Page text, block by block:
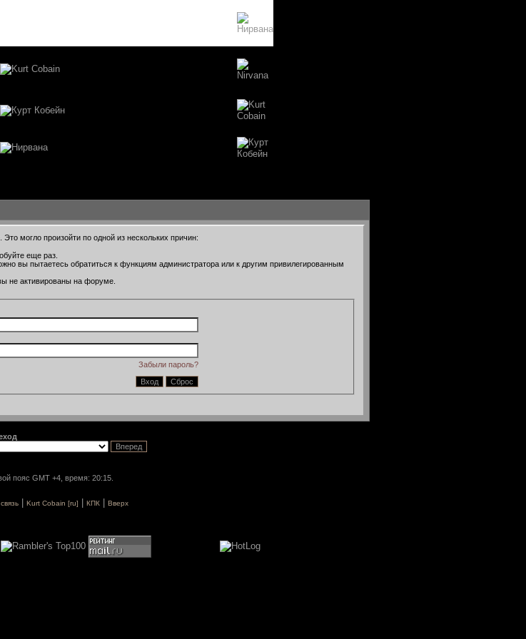
могло произойти по одной из нескольких причин:
еще раз.
вы пытаетесь обратиться к функциям администратора или к другим привилегированным
не активированы на форуме.
Забыли пароль?
пояс GMT +4, время: 20:15.
Kurt Cobain [ru] КПК Вверх